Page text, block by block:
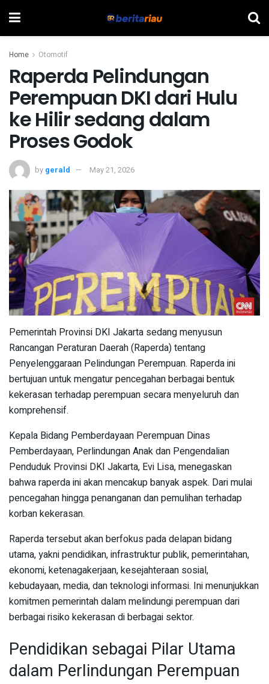
Home Otomotif
Raperda Pelindungan
Perempuan DKI dari Hulu
ke Hilir sedang dalam
Proses Godok
by gerald May 21, 2026
Pemerintah Provinsi DKI Jakarta sedang menyusun
Rancangan Peraturan Daerah (Raperda) tentang
Penyelenggaraan Pelindungan Perempuan. Raperda ini
bertujuan untuk mengatur pencegahan berbagai bentuk
kekerasan terhadap perempuan secara menyeluruh dan
komprehensif.
Kepala Bidang Pemberdayaan Perempuan Dinas
Pemberdayaan, Perlindungan Anak dan Pengendalian
Penduduk Provinsi DKI Jakarta, Evi Lisa, menegaskan
bahwa raperda ini akan mencakup banyak aspek. Dari mulai
pencegahan hingga penanganan dan pemulihan terhadap
korban kekerasan.
Raperda tersebut akan berfokus pada delapan bidang
utama, yakni pendidikan, infrastruktur publik, pemerintahan,
ekonomi, ketenagakerjaan, kesejahteraan sosial,
kebudayaan, media, dan teknologi informasi. Ini menunjukkan
komitmen pemerintah dalam melindungi perempuan dari
berbagai risiko kekerasan di berbagai sektor.
Pendidikan sebagai Pilar Utama
dalam Perlindungan Perempuan